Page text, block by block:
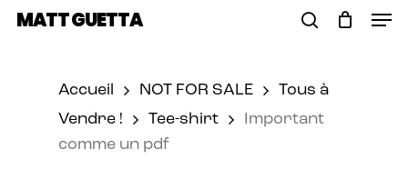
SkipMATT GUETTA
Accueil NOT FOR SALE
Tous à
Vendre !
Tee-shirt
Important
comme un pdf